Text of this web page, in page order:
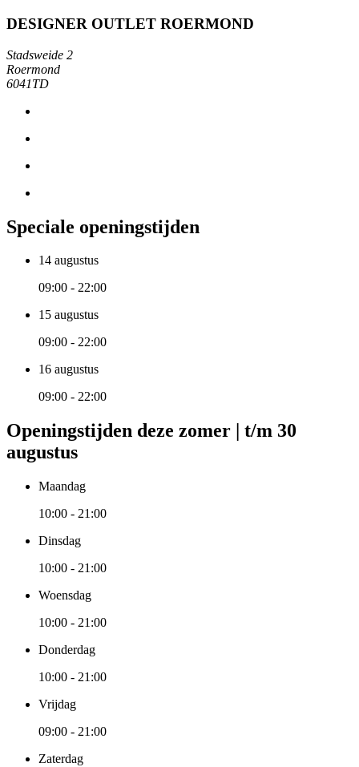
DESIGNER OUTLET ROERMOND
Stadsweide 2
Roermond
6041TD
Speciale openingstijden
14 augustus
09:00 - 22:00
15 augustus
09:00 - 22:00
16 augustus
09:00 - 22:00
Openingstijden deze zomer | t/m 30
augustus
Maandag
10:00 - 21:00
Dinsdag
10:00 - 21:00
Woensdag
10:00 - 21:00
Donderdag
10:00 - 21:00
Vrijdag
09:00 - 21:00
Zaterdag